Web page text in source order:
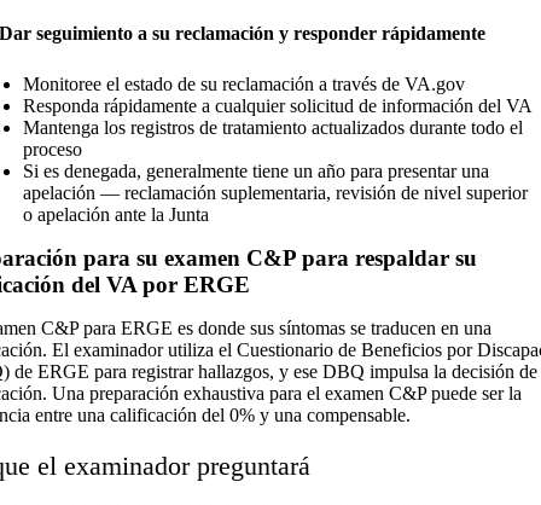
Dar seguimiento a su reclamación y responder rápidamente
Monitoree el estado de su reclamación a través de VA.gov
Responda rápidamente a cualquier solicitud de información del VA
Mantenga los registros de tratamiento actualizados durante todo el
proceso
Si es denegada, generalmente tiene un año para presentar una
apelación — reclamación suplementaria, revisión de nivel superior
o apelación ante la Junta
para su examen C&P para respaldar su
del VA por ERGE
C&P para ERGE es donde sus síntomas se traducen en una
El examinador utiliza el Cuestionario de Beneficios por
de ERGE para registrar hallazgos, y ese DBQ impulsa la decisión de
Una preparación exhaustiva para el examen C&P puede ser la
entre una calificación del 0% y una compensable.
el examinador preguntará